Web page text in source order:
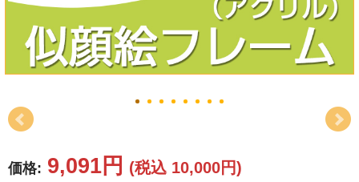
初盆・新盆
お中元
長寿のお祝い
各種記念品
価格: 9,091円 (税込 10,000円)